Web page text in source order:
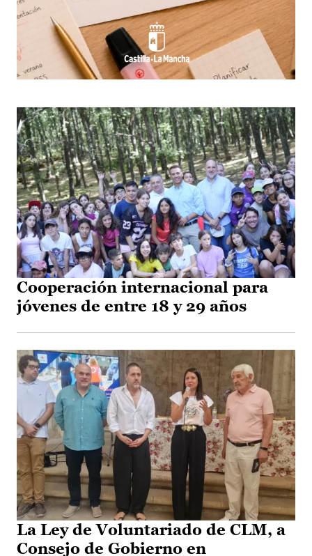
Cooperación internacional para
jóvenes de entre 18 y 29 años
La Ley de Voluntariado de CLM, a
Consejo de Gobierno en